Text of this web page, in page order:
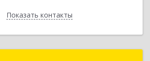
Показать контакты
Назад